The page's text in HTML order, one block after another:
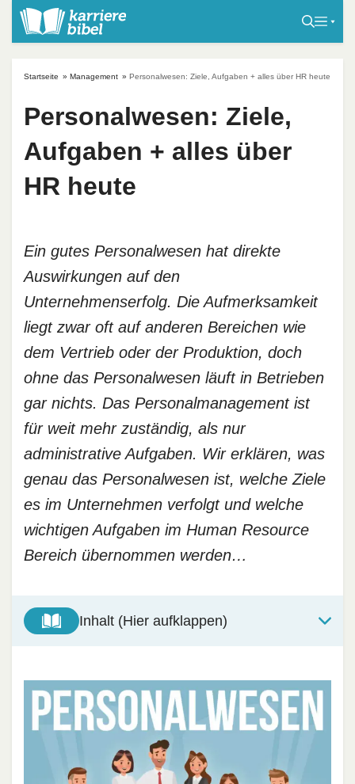
Startseite » Management » Personalwesen: Ziele, Aufgaben + alles über HR heute
Personalwesen: Ziele,
Aufgaben + alles über
HR heute
Ein gutes Personalwesen hat direkte
Auswirkungen auf den
Unternehmenserfolg. Die Aufmerksamkeit
liegt zwar oft auf anderen Bereichen wie
dem Vertrieb oder der Produktion, doch
ohne das Personalwesen läuft in Betrieben
gar nichts. Das Personalmanagement ist
für weit mehr zuständig, als nur
administrative Aufgaben. Wir erklären, was
genau das Personalwesen ist, welche Ziele
es im Unternehmen verfolgt und welche
wichtigen Aufgaben im Human Resource
Bereich übernommen werden…
Inhalt (Hier aufklappen)